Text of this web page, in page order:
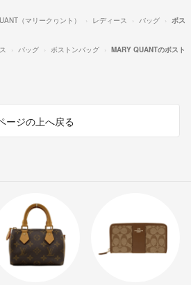
（マリークヮント） レディース バッグ
ボス
バッグ ボストンバッグ
MARY QUANTのボスト
ージの上へ戻る